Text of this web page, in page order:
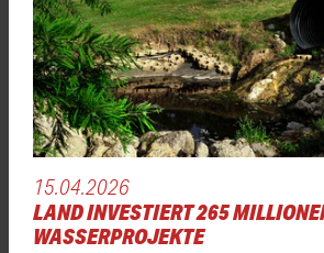
15.04.2026
LAND INVESTIERT 265
WASSERPROJEKTE